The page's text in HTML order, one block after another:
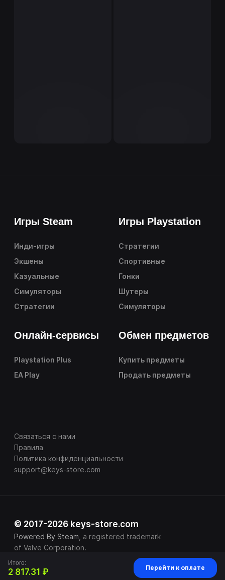
Итого:
2 817.31 ₽ Перейти к оплате
Игры Steam
Инди-игры
Экшены
Казуальные
Симуляторы
Стратегии
Игры Playstation
Стратегии
Спортивные
Гонки
Шутеры
Симуляторы
Онлайн-сервисы
Playstation Plus
EA Play
Обмен предметов
Купить предметы
Продать предметы
Связаться с нами
Правила
Политика конфиденциальности
support@keys-store.com
© 2017-2026 keys-store.com
Powered By Steam , a registered trademark
of Valve Corporation.